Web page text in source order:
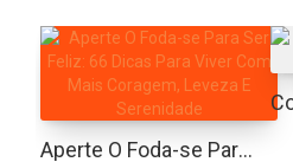
Aperte O Foda-se Para Ser Feliz: 66 Dicas Para Viver Com Mais Coragem, Leveza E Serenidade